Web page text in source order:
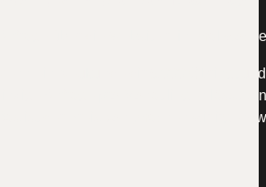
Anfrage über die Website rein, mal
ein Neukunde dir 5.000 € bringt
Anfrage pro Monat liegen lässt,
ist der Preis von „machen wir